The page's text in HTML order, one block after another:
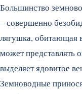
Большинство
– совершенно
лягушка, обитающая
может представлять
выделяет ядовитое
Земноводные